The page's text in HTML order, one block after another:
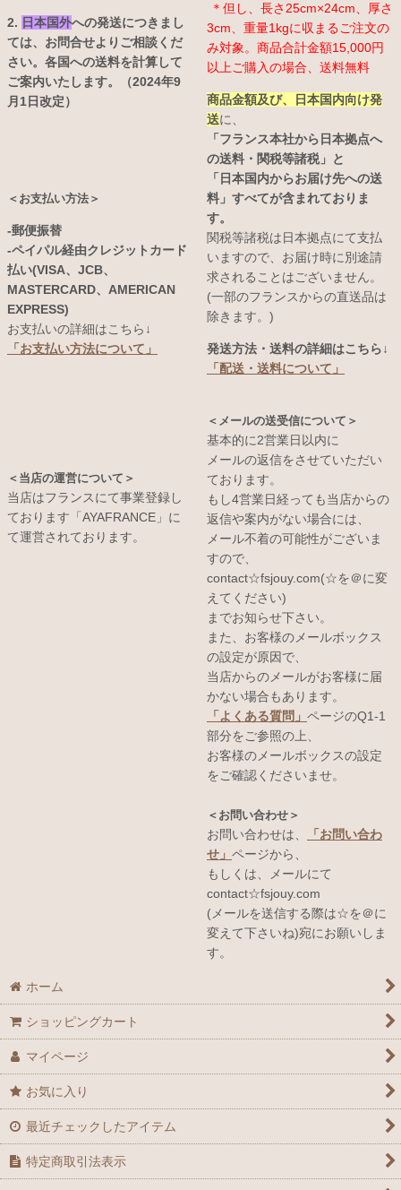
2. 日本国外への発送につきまし
ては、お問合せよりご相談くだ
さい。各国への送料を計算して
ご案内いたします。（2024年9
月1日改定）
＜お支払い方法＞
-郵便振替
-ペイパル経由クレジットカード
払い(VISA、JCB、
MASTERCARD、AMERICAN
EXPRESS)
お支払いの詳細はこちら↓
「お支払い方法について」
＜当店の運営について＞
当店はフランスにて事業登録し
ております「AYAFRANCE」に
て運営されております。
＊但し、長さ25cm×24cm、厚さ
3cm、重量1kgに収まるご注文の
み対象。商品合計金額15,000円
以上ご購入の場合、送料無料
商品金額及び、日本国内向け発
送に、
「フランス本社から日本拠点へ
の送料・関税等諸税」と
「日本国内からお届け先への送
料」すべてが含まれておりま
す。
関税等諸税は日本拠点にて支払
いますので、お届け時に別途請
求されることはございません。
(一部のフランスからの直送品は
除きます。)
発送方法・送料の詳細はこちら↓
「配送・送料について」
＜メールの送受信について＞
基本的に2営業日以内に
メールの返信をさせていただい
ております。
もし4営業日経っても当店からの
返信や案内がない場合には、
メール不着の可能性がございま
すので、
contact☆fsjouy.com(☆を＠に変
えてください)
までお知らせ下さい。
また、お客様のメールボックス
の設定が原因で、
当店からのメールがお客様に届
かない場合もあります。
「よくある質問」 ページのQ1-1
部分をご参照の上、
お客様のメールボックスの設定
をご確認くださいませ。
＜お問い合わせ＞
お問い合わせは、
「お問い合わ
せ」 ページから、
もしくは、メールにて
contact☆fsjouy.com
(メールを送信する際は☆を＠に
変えて下さいね)宛にお願いしま
す。
ホーム
ショッピングカート
マイページ
お気に入り
最近チェックしたアイテム
特定商取引法表示